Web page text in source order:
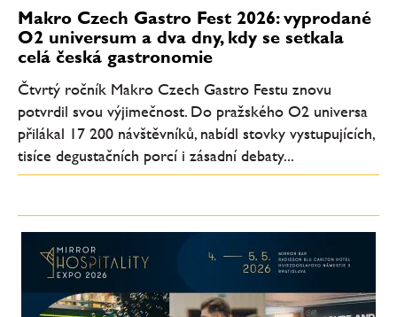
Makro Czech Gastro Fest 2026: vyprodané
O2 universum a dva dny, kdy se setkala
celá česká gastronomie
Čtvrtý ročník Makro Czech Gastro Festu znovu
potvrdil svou výjimečnost. Do pražského O2 universa
přilákal 17 200 návštěvníků, nabídl stovky vystupujících,
tisíce degustačních porcí i zásadní debaty...